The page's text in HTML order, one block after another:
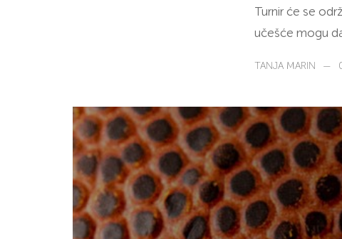
Turnir će se
učešće mogu
TANJA MARIN —